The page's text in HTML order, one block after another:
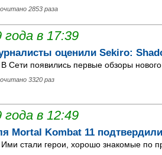
2853 раза
в 17:39
оценили Sekiro:
Сети появились первые обзоры
3320 раз
в 12:49
Mortal Kombat 11
стали герои, хорошо знакомые по